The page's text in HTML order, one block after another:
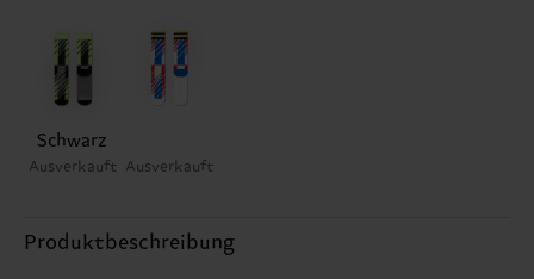
Schwarz
Ausverkauft Ausverkauft
Produktbeschreibung